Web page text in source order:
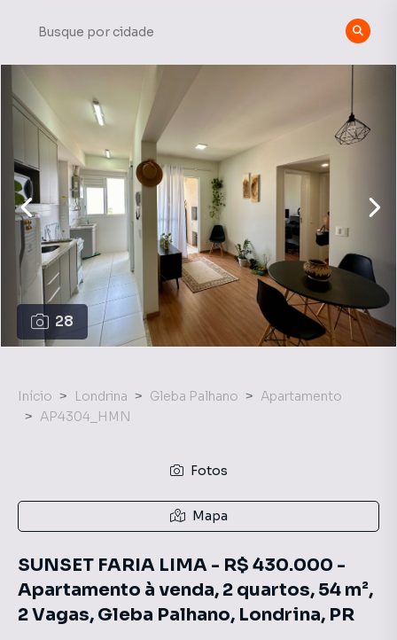
28
Início Londrina Gleba Palhano
Apartamento
AP4304_HMN
Fotos
Mapa
SUNSET FARIA LIMA - R$ 430.000 -
Apartamento à venda, 2 quartos, 54 m²,
2 Vagas, Gleba Palhano, Londrina, PR